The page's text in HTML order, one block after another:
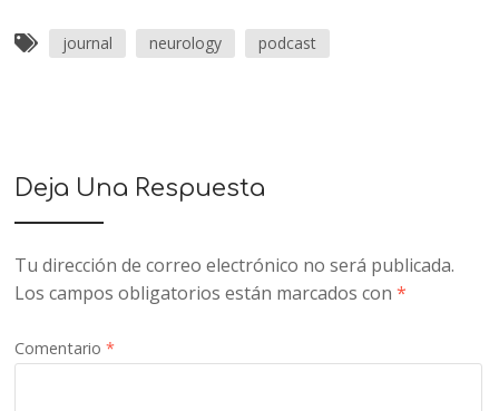
journal neurology podcast
Deja Una Respuesta
Tu dirección de correo electrónico no será publicada.
Los campos obligatorios están marcados con*
Comentario*